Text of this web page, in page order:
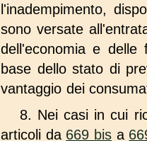
l'inadempimento,
sono versate
dell'economia e delle
base dello stato di
vantaggio dei
8. Nei casi in cui
articoli da 669 bis a